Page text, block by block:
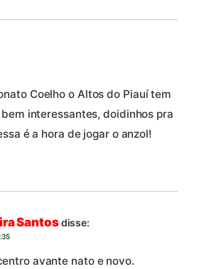
Coelho o Altos do Piauí tem
interessantes, doidinhos pra
é a hora de jogar o anzol!
Santosdisse:
avante nato e novo.